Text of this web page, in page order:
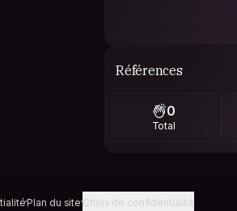
Références
0
Total
Plan du siteChoix de confidentialité